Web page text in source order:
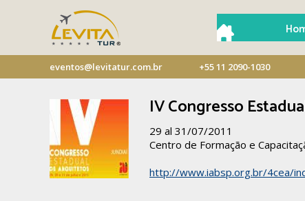
eventos@levitatur.com.br +55 11 2090-1030
IV Congresso
29 al 31/07/2011
Centro de Formação e
http://www.iabsp.org.br/4cea/